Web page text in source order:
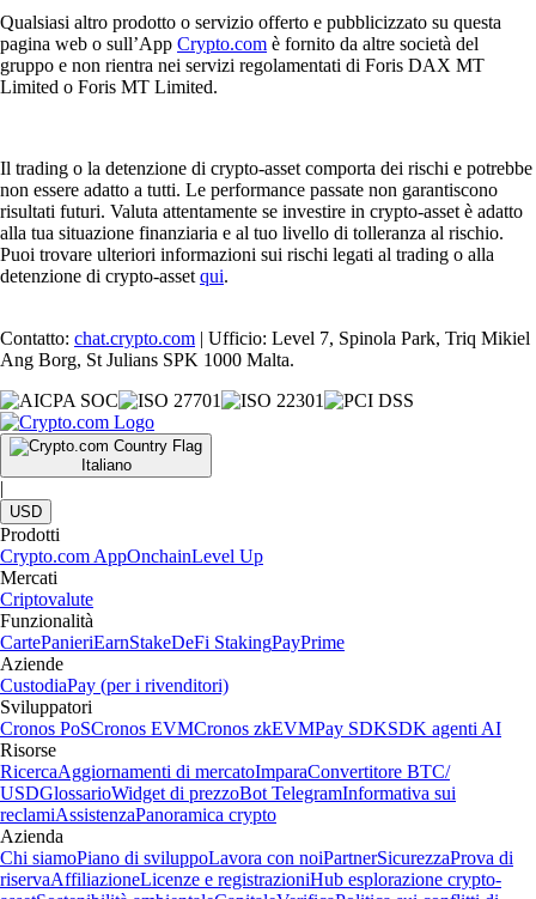
Qualsiasi altro prodotto o servizio offerto e pubblicizzato su questa
pagina web o sull’App Crypto.com è fornito da altre società del
gruppo e non rientra nei servizi regolamentati di Foris DAX MT
Limited o Foris MT Limited.
Il trading o la detenzione di crypto-asset comporta dei rischi e potrebbe
non essere adatto a tutti. Le performance passate non garantiscono
risultati futuri. Valuta attentamente se investire in crypto-asset è adatto
alla tua situazione finanziaria e al tuo livello di tolleranza al rischio.
Puoi trovare ulteriori informazioni sui rischi legati al trading o alla
detenzione di crypto-asset qui.
Contatto: chat.crypto.com | Ufficio: Level 7, Spinola Park, Triq Mikiel
Ang Borg, St Julians SPK 1000 Malta.
Italiano
|
USD
Prodotti
Crypto.com AppOnchainLevel Up
Mercati
Criptovalute
Funzionalità
CartePanieriEarnStakeDeFi StakingPayPrime
Aziende
CustodiaPay (per i rivenditori)
Sviluppatori
Cronos PoSCronos EVMCronos zkEVMPay SDKSDK agenti AI
Risorse
RicercaAggiornamenti di mercatoImparaConvertitore BTC/
USDGlossarioWidget di prezzoBot TelegramInformativa sui
reclamiAssistenzaPanoramica crypto
Azienda
Chi siamoPiano di sviluppoLavora con noiPartnerSicurezzaProva di
riservaAffiliazioneLicenze e registrazioniHub esplorazione crypto-